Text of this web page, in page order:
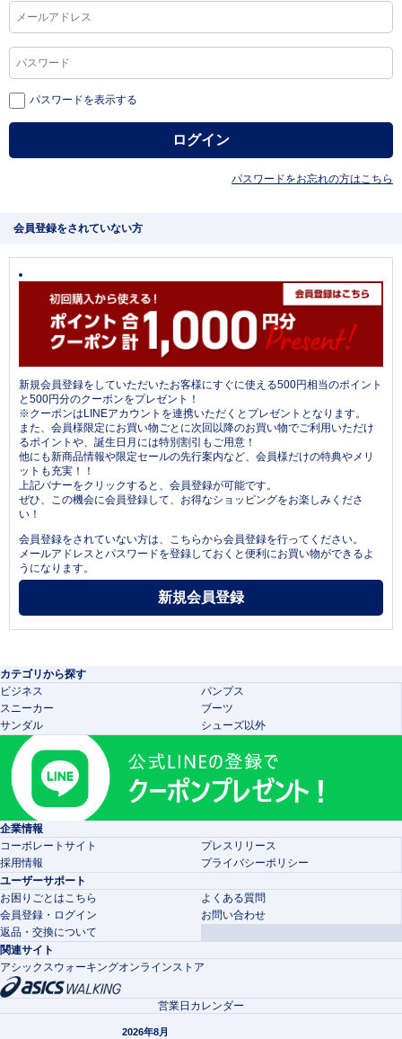
パスワードを表示する
パスワードをお忘れの方はこちら
会員登録をされていない方
新規会員登録をしていただいたお客様にすぐに使える500円相当のポイント
と500円分のクーポンをプレゼント！
※クーポンはLINEアカウントを連携いただくとプレゼントとなります。
また、会員様限定にお買い物ごとに次回以降のお買い物でご利用いただけ
るポイントや、誕生日月には特別割引もご用意！
他にも新商品情報や限定セールの先行案内など、会員様だけの特典やメリ
ットも充実！！
上記バナーをクリックすると、会員登録が可能です。
ぜひ、この機会に会員登録して、お得なショッピングをお楽しみくださ
い！
会員登録をされていない方は、こちらから会員登録を行ってください。
メールアドレスとパスワードを登録しておくと便利にお買い物ができるよ
うになります。
カテゴリから探す
ビジネス
パンプス
スニーカー
ブーツ
サンダル
シューズ以外
企業情報
コーポレートサイト
プレスリリース
採用情報
プライバシーポリシー
ユーザーサポート
お困りごとはこちら
よくある質問
会員登録・ログイン
お問い合わせ
返品・交換について
関連サイト
アシックスウォーキングオンラインストア
営業日カレンダー
2026年8月